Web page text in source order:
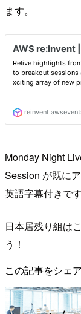
ます。
Monday Night
Session が既に
英語字幕付きです
日本居残り組は
う！
この記事をシェ